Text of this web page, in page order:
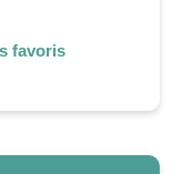
favoris